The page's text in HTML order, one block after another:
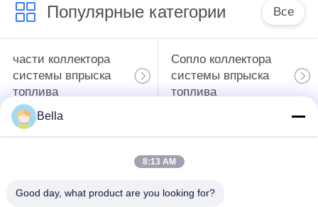
Популярные категории Все
части коллектора
системы впрыска
топлива
Сопло коллектора
системы впрыска
топлива
Модулирующая
коллектора системы
Bella
8:13 AM
Good day, what product are you looking for?